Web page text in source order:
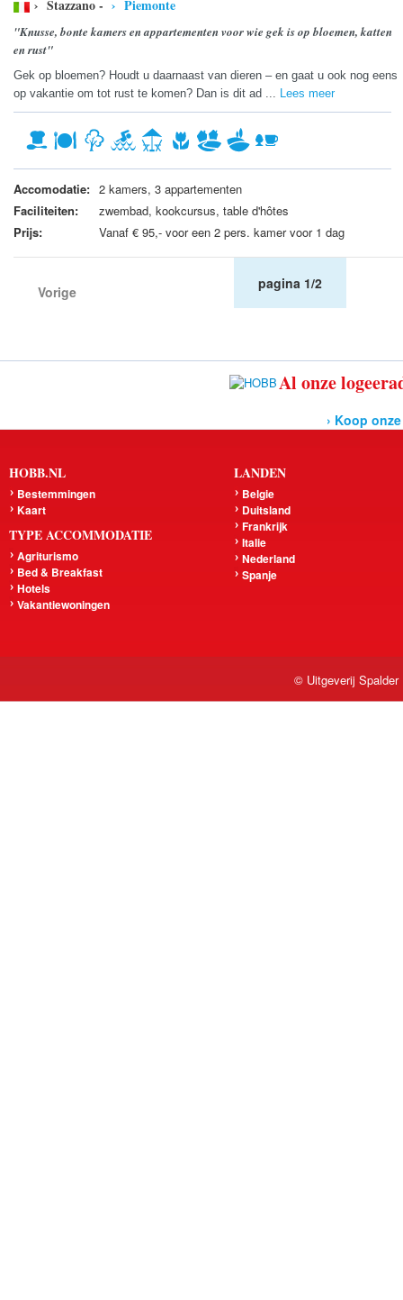
› Stazzano - › Piemonte
"Knusse, bonte kamers en appartementen voor wie gek is op bloemen, katten
en rust"
Gek op bloemen? Houdt u daarnaast van dieren – en gaat u ook nog eens
op vakantie om tot rust te komen? Dan is dit ad ... Lees meer
Accomodatie: 2 kamers, 3 appartementen
Faciliteiten:
zwembad, kookcursus, table d'hôtes
Prijs:
Vanaf € 95,- voor een 2 pers. kamer voor 1 dag
Vorige pagina 1/2
Al onze
› Koop
HOBB.NL
Bestemmingen
Kaart
TYPE ACCOMMODATIE
Agriturismo
Bed & Breakfast
Hotels
Vakantiewoningen
LANDEN
Belgie
Duitsland
Frankrijk
Italie
Nederland
Spanje
© Uitgeverij